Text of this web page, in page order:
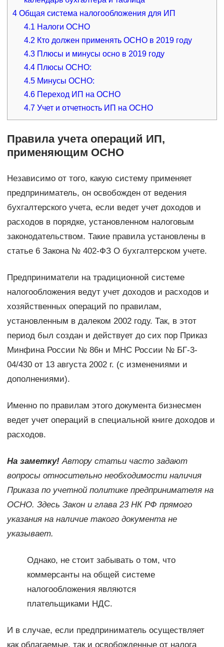
4Общая система налогообложения для ИП
4.1 Налоги ОСНО
4.2 Кто должен применять ОСНО в 2019 году
4.3 Плюсы и минусы осно в 2019 году
4.4 Плюсы ОСНО:
4.5 Минусы ОСНО:
4.6 Переход ИП на ОСНО
4.7 Учет и отчетность ИП на ОСНО
Правила учета операций ИП,
применяющим ОСНО
Независимо от того, какую систему применяет
предприниматель, он освобожден от ведения
бухгалтерского учета, если ведет учет доходов и
расходов в порядке, установленном налоговым
законодательством. Такие правила установлены в
статье 6 Закона № 402-ФЗ О бухгалтерском учете.
Предприниматели на традиционной системе
налогообложения ведут учет доходов и расходов и
хозяйственных операций по правилам,
установленным в далеком 2002 году. Так, в этот
период был создан и действует до сих пор Приказ
Минфина России № 86н и МНС России № БГ-3-
04/430 от 13 августа 2002 г. (с изменениями и
дополнениями).
Именно по правилам этого документа бизнесмен
ведет учет операций в специальной книге доходов и
расходов.
На заметку!Автору статьи часто задают
вопросы относительно необходимости наличия
Приказа по учетной политике предпринимателя на
ОСНО. Здесь Закон и глава 23 НК РФ прямого
указания на наличие такого документа не
указывает.
Однако, не стоит забывать о том, что
коммерсанты на общей системе
налогообложения являются
плательщиками НДС.
И в случае, если предприниматель осуществляет
как облагаемые, так и освобожденные от налога